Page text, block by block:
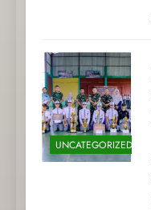
UNCATEGORIZED